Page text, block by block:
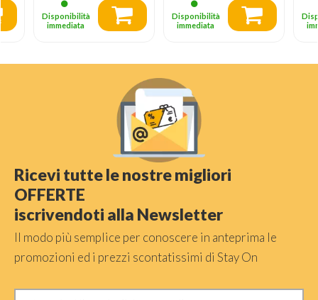
Disponibilità
immediata
Disponibilità
immediata
Ricevi tutte le nostre migliori
OFFERTE
iscrivendoti alla Newsletter
Il modo più semplice per conoscere in anteprima le
promozioni ed i prezzi scontatissimi di Stay On